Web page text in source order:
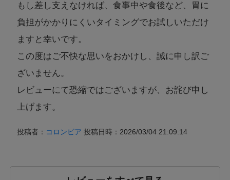
もし差し支えなければ、食事中や食後など、胃に
負担がかかりにくいタイミングでお試しいただけ
ますと幸いです。
この度はご不快な思いをおかけし、誠に申し訳ご
ざいません。
レビューにて恐縮ではございますが、お詫び申し
上げます。
投稿者： コロンビア 投稿日時：2026/03/04 21:09:14